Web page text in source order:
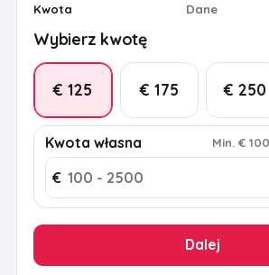
Kwota Dane
Wybierz kwotę
€ 125 € 175 € 250
Kwota własna Min. € 100
€
Dalej